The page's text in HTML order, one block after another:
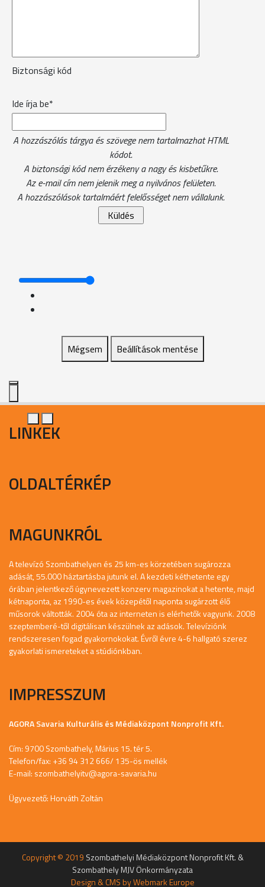
Biztonsági kód
Ide írja be*
A hozzászólás tárgya és szövege nem tartalmazhat HTML
kódot.
A biztonsági kód nem érzékeny a nagy és kisbetűkre.
Az e-mail cím nem jelenik meg a nyilvános felületen.
A hozzászólások tartalmáért felelősséget nem vállalunk.
Mégsem Beállítások mentése
LINKEK
OLDALTÉRKÉP
MAGUNKRÓL
A televízó Szombathelyen és 25 km-es körzetében sugározza
adását, 55.000 háztartásba jutunk el. A kezdeti kéthetente egy
órában jelentkező úgynevezett konzerv magazinokat a hetente, majd
kétnaponta, az 1990-es évek közepétől naponta sugárzott élő
műsorok váltották. 2004 óta az interneten is elérhetők vagyunk. 2008
szeptemberé-től digitálisan készülnek az adások. Televíziónk
rendszeresen fogad gyakornokokat. Évről évre 4-6 hallgató szerez
gyakorlati ismereteket a stúdiónkban.
IMPRESSZUM
AGORA Savaria Kulturális és Médiaközpont Nonprofit Kft.
Cím: 9700 Szombathely, Márius 15. tér 5.
Telefon/fax: +36 94 312 666/ 135-ös mellék
E-mail: szombathelyitv@agora-savaria.hu
Ügyvezető: Horváth Zoltán
Copyright © 2019 Szombathelyi Médiaközpont Nonprofit Kft. &
Szombathely MJV Önkormányzata
Design & CMS byWebmark Europe